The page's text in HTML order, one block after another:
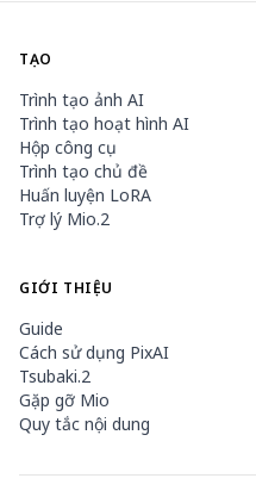
TẠO
Trình tạo ảnh AI
Trình tạo hoạt hình AI
Hộp công cụ
Trình tạo chủ đề
Huấn luyện LoRA
Trợ lý Mio.2
GIỚI THIỆU
Guide
Cách sử dụng PixAI
Tsubaki.2
Gặp gỡ Mio
Quy tắc nội dung